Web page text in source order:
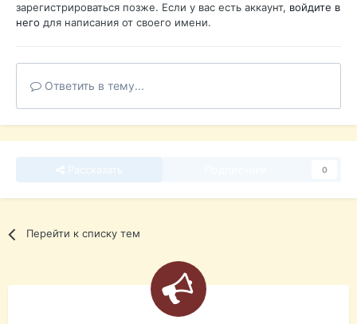
зарегистрироваться позже. Если у вас есть аккаунт, войдите в
него для написания от своего имени.
Ответить в тему...
0
Перейти к списку тем